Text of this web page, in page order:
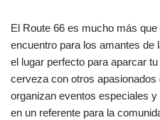
El Route 66 es mucho más
encuentro para los amantes de
el lugar perfecto para aparcar
cerveza con otros
organizan eventos especiales
en un referente para la